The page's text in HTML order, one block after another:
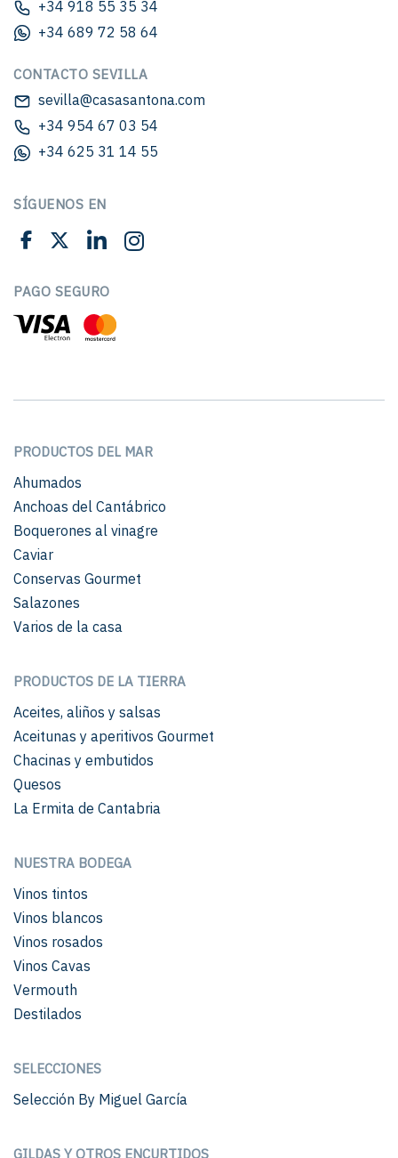
+34 918 55 35 34
+34 689 72 58 64
CONTACTO SEVILLA
sevilla@casasantona.com
+34 954 67 03 54
+34 625 31 14 55
SÍGUENOS EN
PAGO SEGURO
PRODUCTOS DEL MAR
Ahumados
Anchoas del Cantábrico
Boquerones al vinagre
Caviar
Conservas Gourmet
Salazones
Varios de la casa
PRODUCTOS DE LA TIERRA
Aceites, aliños y salsas
Aceitunas y aperitivos Gourmet
Chacinas y embutidos
Quesos
La Ermita de Cantabria
NUESTRA BODEGA
Vinos tintos
Vinos blancos
Vinos rosados
Vinos Cavas
Vermouth
Destilados
SELECCIONES
Selección By Miguel García
GILDAS Y OTROS ENCURTIDOS